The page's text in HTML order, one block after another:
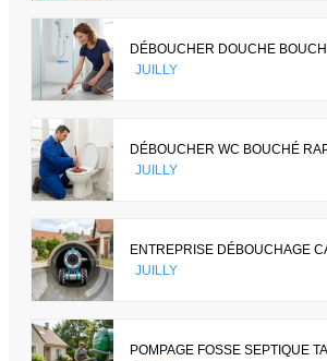
DÉBOUCHER DOUCHE
JUILLY
DÉBOUCHER WC BOUCHÉ
JUILLY
ENTREPRISE DÉBOUCHAGE
JUILLY
POMPAGE FOSSE SEPTIQUE